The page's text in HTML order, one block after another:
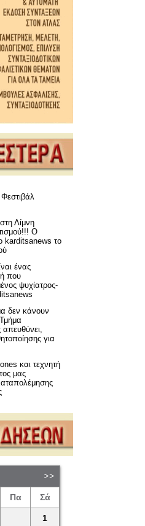
Λίμνη
Ο
karditsanews το
ένας
που
ψυχίατρος-
δεν κάνουν
απευθύνει,
για
και τεχνητή
μας
Πα Σά
1